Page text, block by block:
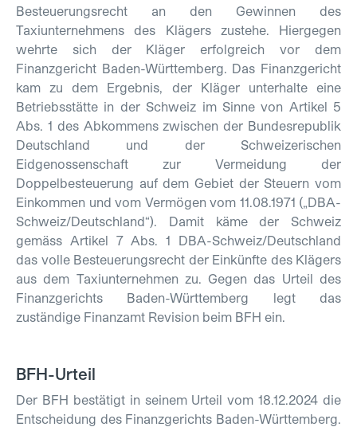
Besteuerungsrecht an den Gewinnen des
Taxiunternehmens des Klägers zustehe. Hiergegen
wehrte sich der Kläger erfolgreich vor dem
Finanzgericht Baden-Württemberg. Das Finanzgericht
kam zu dem Ergebnis, der Kläger unterhalte eine
Betriebsstätte in der Schweiz im Sinne von Artikel 5
Abs. 1 des Abkommens zwischen der Bundesrepublik
Deutschland und der Schweizerischen
Eidgenossenschaft zur Vermeidung der
Doppelbesteuerung auf dem Gebiet der Steuern vom
Einkommen und vom Vermögen vom 11.08.1971 („DBA-
Schweiz/Deutschland“). Damit käme der Schweiz
gemäss Artikel 7 Abs. 1 DBA-Schweiz/Deutschland
das volle Besteuerungsrecht der Einkünfte des Klägers
aus dem Taxiunternehmen zu. Gegen das Urteil des
Finanzgerichts Baden-Württemberg legt das
zuständige Finanzamt Revision beim BFH ein.
BFH-Urteil
Der BFH bestätigt in seinem Urteil vom 18.12.2024 die
Entscheidung des Finanzgerichts Baden-Württemberg.